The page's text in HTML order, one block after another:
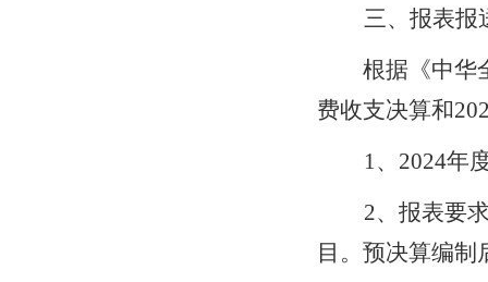
三、报表报
根据《中华
费收支决算和20
1、2024年
2、 报表要
目 。 预决算编制